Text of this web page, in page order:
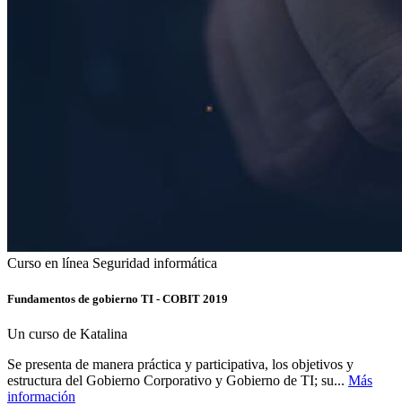
Curso en línea Seguridad informática
Fundamentos de gobierno TI - COBIT 2019
Un curso de Katalina
Se presenta de manera práctica y participativa, los objetivos y
estructura del Gobierno Corporativo y Gobierno de TI; su... Más
información